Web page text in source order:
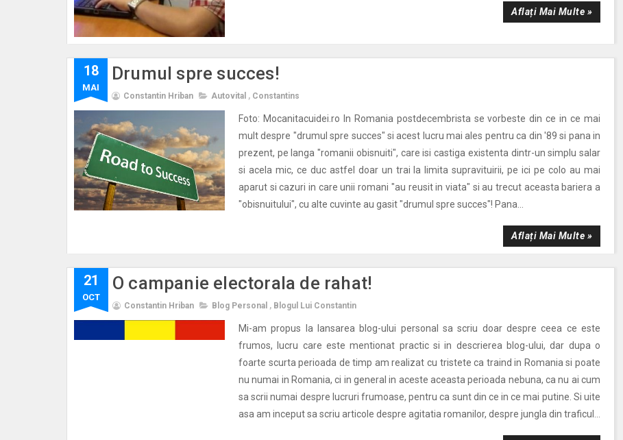
Aflați Mai Multe »
18
MAI
Drumul spre succes!
Constantin Hriban Autovital , Constantins
Foto: Mocanitacuidei.ro In Romania postdecembrista se vorbeste din ce in ce mai
mult despre "drumul spre succes" si acest lucru mai ales pentru ca din '89 si pana in
prezent, pe langa "romanii obisnuiti", care isi castiga existenta dintr-un simplu salar
si acela mic, ce duc astfel doar un trai la limita supravituirii, pe ici pe colo au mai
aparut si cazuri in care unii romani "au reusit in viata" si au trecut aceasta bariera a
"obisnuitului", cu alte cuvinte au gasit "drumul spre succes"! Pana...
Aflați Mai Multe »
21
OCT
O campanie electorala de rahat!
Constantin Hriban Blog Personal , Blogul Lui Constantin
Mi-am propus la lansarea blog-ului personal sa scriu doar despre ceea ce este
frumos, lucru care este mentionat practic si in descrierea blog-ului, dar dupa o
foarte scurta perioada de timp am realizat cu tristete ca traind in Romania si poate
nu numai in Romania, ci in general in aceste aceasta perioada nebuna, ca nu ai cum
sa scrii numai despre lucruri frumoase, pentru ca sunt din ce in ce mai putine. Si uite
asa am inceput sa scriu articole despre agitatia romanilor, despre jungla din traficul...